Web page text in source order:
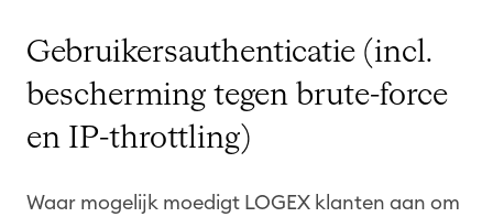
Gebruikersauthenticatie (incl.
bescherming tegen brute-force
en IP-throttling)
Waar mogelijk moedigt LOGEX klanten aan om